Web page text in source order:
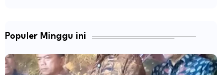
Populer Minggu ini